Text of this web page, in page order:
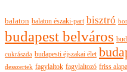
balaton balaton északi-part bisztró
budapest belváros
cukrászda budapesti éjszakai élet
desszertek fagylaltok fagylaltozó friss